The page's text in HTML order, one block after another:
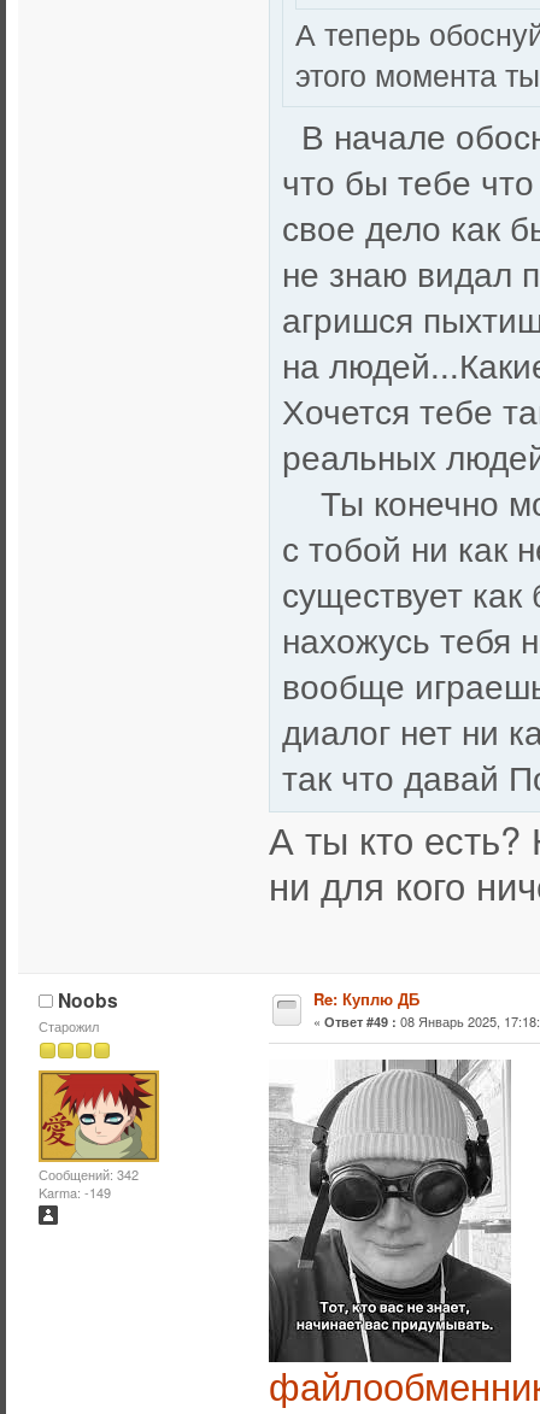
А теперь
этого момента
В начале
что бы тебе
свое дело как
не знаю видал
агришся
на
Хочется тебе
реальных
Ты конечно
с тобой ни как
существует
нахожусь тебя
вообще
диалог нет ни
так что давай
А ты кто
ни для кого
Noobs
Старожил
Сообщений: 342
Karma: -149
Re: Куплю ДБ
« Ответ #49 : 08 Январь 2025,